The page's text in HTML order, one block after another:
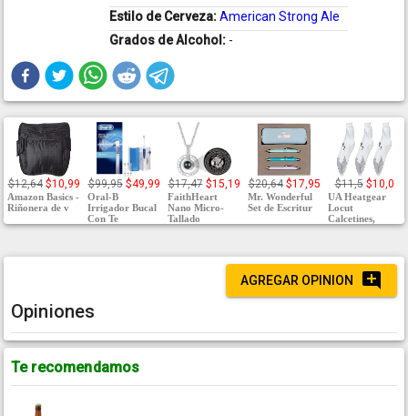
Estilo de Cerveza:American Strong Ale
Grados de Alcohol: -
$12,64 $10,99
Amazon Basics -
Riñonera de v
$99,95 $49,99
Oral-B
Irrigador Bucal
Con Te
$17,47 $15,19
FaithHeart
Nano Micro-
Tallado
$20,64 $17,95
Mr. Wonderful
Set de Escritur
$11,5 $10,0
UA Heatgear
Locut
Calcetines,
AGREGAR OPINION
Opiniones
Te recomendamos